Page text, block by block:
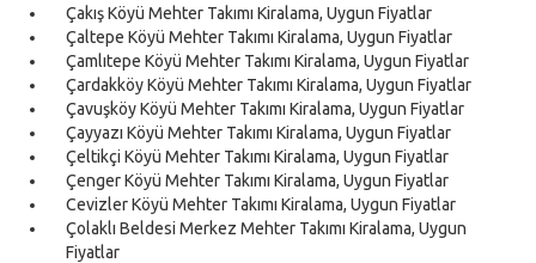
Çakış Köyü Mehter Takımı Kiralama, Uygun Fiyatlar
Çaltepe Köyü Mehter Takımı Kiralama, Uygun Fiyatlar
Çamlıtepe Köyü Mehter Takımı Kiralama, Uygun Fiyatlar
Çardakköy Köyü Mehter Takımı Kiralama, Uygun Fiyatlar
Çavuşköy Köyü Mehter Takımı Kiralama, Uygun Fiyatlar
Çayyazı Köyü Mehter Takımı Kiralama, Uygun Fiyatlar
Çeltikçi Köyü Mehter Takımı Kiralama, Uygun Fiyatlar
Çenger Köyü Mehter Takımı Kiralama, Uygun Fiyatlar
Cevizler Köyü Mehter Takımı Kiralama, Uygun Fiyatlar
Çolaklı Beldesi Merkez Mehter Takımı Kiralama, Uygun
Fiyatlar